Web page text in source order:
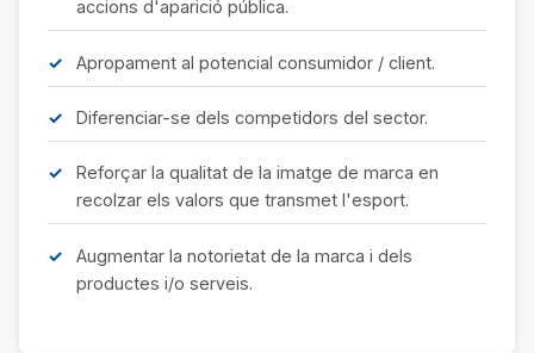
accions d'aparició pública.
Apropament al potencial consumidor / client.
Diferenciar-se dels competidors del sector.
Reforçar la qualitat de la imatge de marca en
recolzar els valors que transmet l'esport.
Augmentar la notorietat de la marca i dels
productes i/o serveis.